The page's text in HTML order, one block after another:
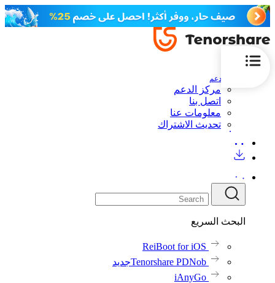
الدعم
مركز الدعم
اتصل بنا
معلومات عنا
تحديث الاشتراك
البحث السريع
ReiBoot for iOS
Tenorshare PDNobجديد
iAnyGo